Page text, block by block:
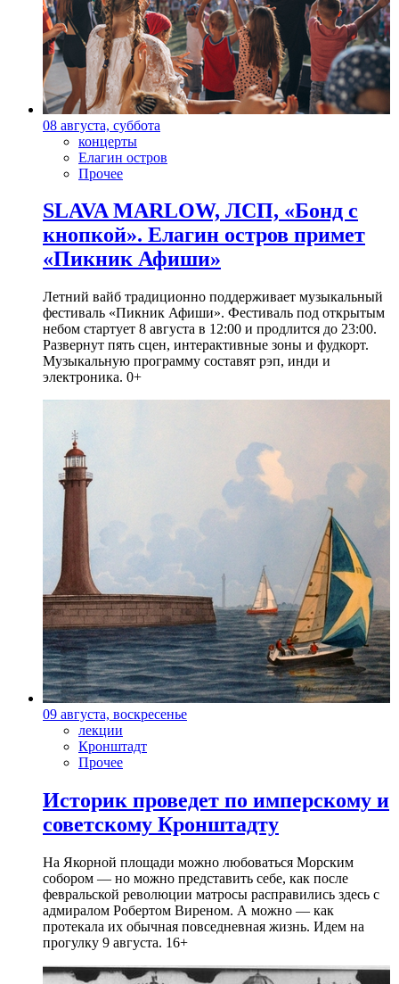
08 августа, суббота
концерты
Елагин остров
Прочее
SLAVA MARLOW, ЛСП, «Бонд с
кнопкой». Елагин остров примет
«Пикник Афиши»
Летний вайб традиционно поддерживает музыкальный
фестиваль «Пикник Афиши». Фестиваль под открытым
небом стартует 8 августа в 12:00 и продлится до 23:00.
Развернут пять сцен, интерактивные зоны и фудкорт.
Музыкальную программу составят рэп, инди и
электроника. 0+
09 августа, воскресенье
лекции
Кронштадт
Прочее
Историк проведет по имперскому и
советскому Кронштадту
На Якорной площади можно любоваться Морским
собором — но можно представить себе, как после
февральской революции матросы расправились здесь с
адмиралом Робертом Виреном. А можно — как
протекала их обычная повседневная жизнь. Идем на
прогулку 9 августа. 16+